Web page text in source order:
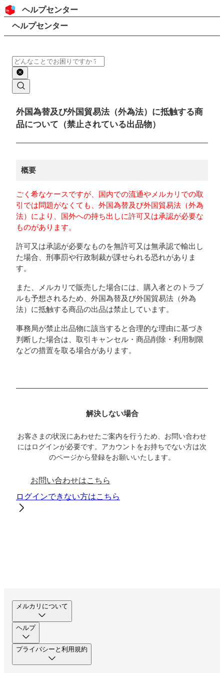
コンテンツにスキップ
ヘッダー
ヘルプセンター
検索
パンくずリスト
ヘルプセンター
検索
メインコンテンツ
外国為替及び外国貿易法（外為法）に抵触する商
品について（禁止されている出品物）
概要
ごく希なケースですが、国内での流通やメルカリでの取
引では問題がなくても、外国為替及び外国貿易法（外為
法）により、国外への持ち出しに許可又は承認が必要な
ものがあります。
許可又は承認が必要なものを無許可又は無承認で輸出し
た場合、刑事罰や行政制裁が課せられる恐れがありま
す。
また、メルカリで販売した場合には、購入者とのトラブ
ルも予想されるため、外国為替及び外国貿易法（外為
法）に抵触する商品の出品は禁止しています。
事務局が禁止出品物に該当すると合理的な理由に基づき
判断した場合は、取引キャンセル・商品削除・利用制限
などの措置を取る場合があります。
解決しない場合
お客さまの状況にあわせたご案内を行うため、お問い合わせ
にはログインが必要です。アカウントをお持ちでない方は次
のページから登録をお願いいたします。
お問い合わせはこちら
ログインできない方はこちら
メルカリについて
ヘルプ
プライバシーと利用規約